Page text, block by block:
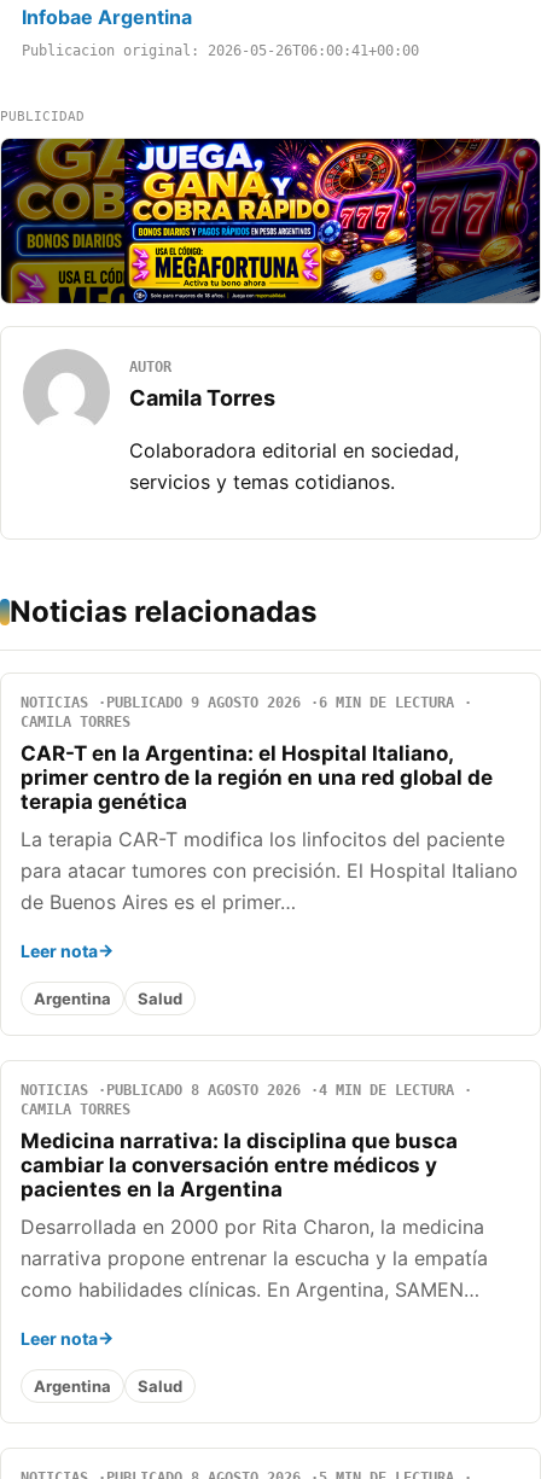
Infobae Argentina
Publicacion original: 2026-05-26T06:00:41+00:00
PUBLICIDAD
AUTOR
Camila Torres
Colaboradora editorial en sociedad,
servicios y temas cotidianos.
Noticias relacionadas
NOTICIAS PUBLICADO 9 AGOSTO 2026
6 MIN DE LECTURA
CAMILA TORRES
CAR-T en la Argentina: el Hospital Italiano,
primer centro de la región en una red global de
terapia genética
La terapia CAR-T modifica los linfocitos del paciente
para atacar tumores con precisión. El Hospital Italiano
de Buenos Aires es el primer…
Leer nota
Argentina Salud
NOTICIAS PUBLICADO 8 AGOSTO 2026
4 MIN DE LECTURA
CAMILA TORRES
Medicina narrativa: la disciplina que busca
cambiar la conversación entre médicos y
pacientes en la Argentina
Desarrollada en 2000 por Rita Charon, la medicina
narrativa propone entrenar la escucha y la empatía
como habilidades clínicas. En Argentina, SAMEN…
Leer nota
Argentina Salud